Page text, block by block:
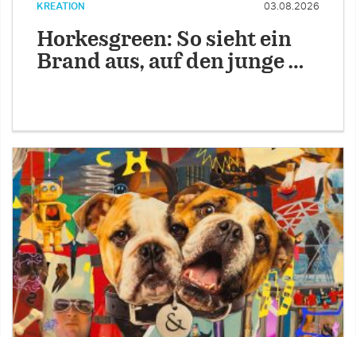
KREATION 03.08.2026
Horkesgreen: So sieht ein
Brand aus, auf den junge …